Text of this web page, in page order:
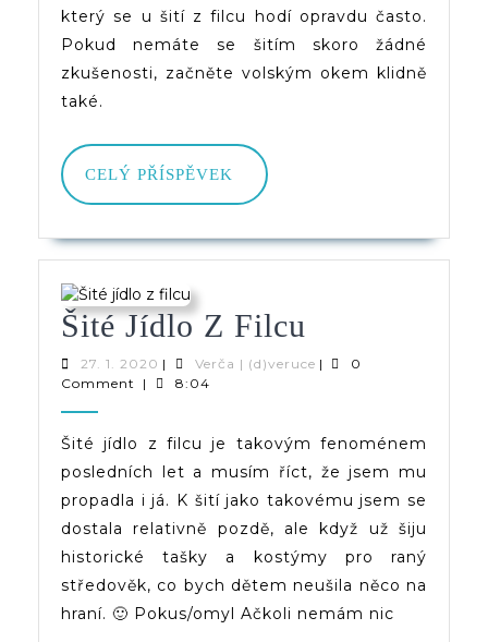
který se u šití z filcu hodí opravdu často.
Pokud nemáte se šitím skoro žádné
zkušenosti, začněte volským okem klidně
také.
CELÝ PŘÍSPĚVEK
CELÝ
PŘÍSPĚVEK
Šité Jídlo Z Filcu
Jídlo
Filcu
27. 1. 2020 27.
1.
| Verča | (d)veruceVerča
|
0
Comment
| 8:04
Šité jídlo z filcu je takovým fenoménem
posledních let a musím říct, že jsem mu
propadla i já. K šití jako takovému jsem se
dostala relativně pozdě, ale když už šiju
historické tašky a kostýmy pro raný
středověk, co bych dětem neušila něco na
hraní. 🙂 Pokus/omyl Ačkoli nemám nic